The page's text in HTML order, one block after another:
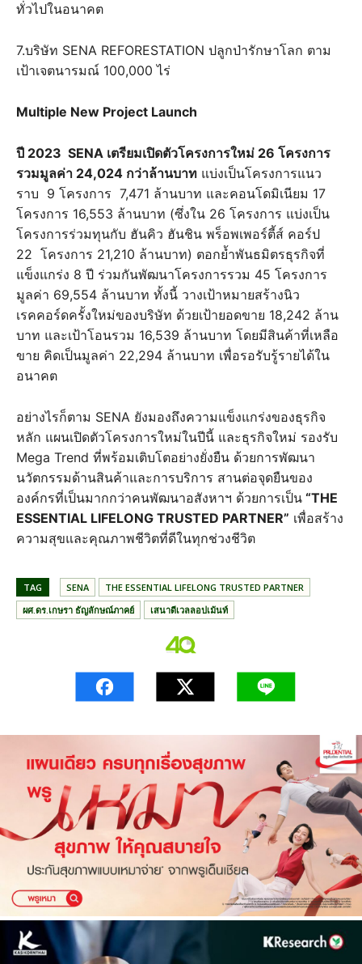
ทั่วไปในอนาคต
7.บริษัท SENA REFORESTATION ปลูกป่ารักษาโลก ตาม
เป้าเจตนารมณ์ 100,000 ไร่
Multiple New Project Launch
ปี 2023 SENA เตรียมเปิดตัวโครงการใหม่ 26 โครงการ
รวมมูลค่า 24,024 กว่าล้านบาท แบ่งเป็นโครงการแนว
ราบ 9 โครงการ 7,471 ล้านบาท และคอนโดมิเนียม 17
โครงการ 16,553 ล้านบาท (ซึ่งใน 26 โครงการ แบ่งเป็น
โครงการร่วมทุนกับ ฮันคิว ฮันชิน พร็อพเพอร์ตี้ส์ คอร์ป
22 โครงการ 21,210 ล้านบาท) ตอกย้ำพันธมิตรธุรกิจที่
แข็งแกร่ง 8 ปี ร่วมกันพัฒนาโครงการรวม 45 โครงการ
มูลค่า 69,554 ล้านบาท ทั้งนี้ วางเป้าหมายสร้างนิว
เรคคอร์ดครั้งใหม่ของบริษัท ด้วยเป้ายอดขาย 18,242 ล้าน
บาท และเป้าโอนรวม 16,539 ล้านบาท โดยมีสินค้าที่เหลือ
ขาย คิดเป็นมูลค่า 22,294 ล้านบาท เพื่อรอรับรู้รายได้ใน
อนาคต
อย่างไรก็ตาม SENA ยังมองถึงความแข็งแกร่งของธุรกิจ
หลัก แผนเปิดตัวโครงการใหม่ในปีนี้ และธุรกิจใหม่ รองรับ
Mega Trend ที่พร้อมเติบโตอย่างยั่งยืน ด้วยการพัฒนา
นวัตกรรมด้านสินค้าและการบริการ สานต่อจุดยืนของ
องค์กรที่เป็นมากกว่าคนพัฒนาอสังหาฯ ด้วยการเป็น “THE
ESSENTIAL LIFELONG TRUSTED PARTNER” เพื่อสร้าง
ความสุขและคุณภาพชีวิตที่ดีในทุกช่วงชีวิต
TAG SENA
THE ESSENTIAL LIFELONG TRUSTED PARTNER
ผศ.ดร.เกษรา ธัญลักษณ์ภาคย์
เสนาดีเวลลอปเม้นท์